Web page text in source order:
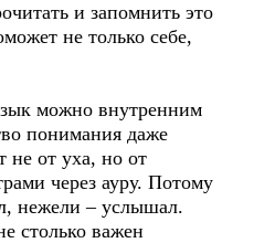
и запомнить это
не только себе,
можно внутренним
понимания даже
не от уха, но от
через ауру. Потому
нежели – услышал.
столько важен